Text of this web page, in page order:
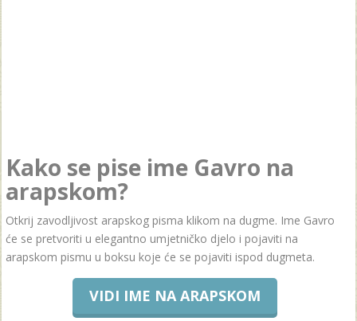
Kako se pise ime Gavro na
arapskom?
Otkrij zavodljivost arapskog pisma klikom na dugme. Ime Gavro
će se pretvoriti u elegantno umjetničko djelo i pojaviti na
arapskom pismu u boksu koje će se pojaviti ispod dugmeta.
VIDI IME NA ARAPSKOM